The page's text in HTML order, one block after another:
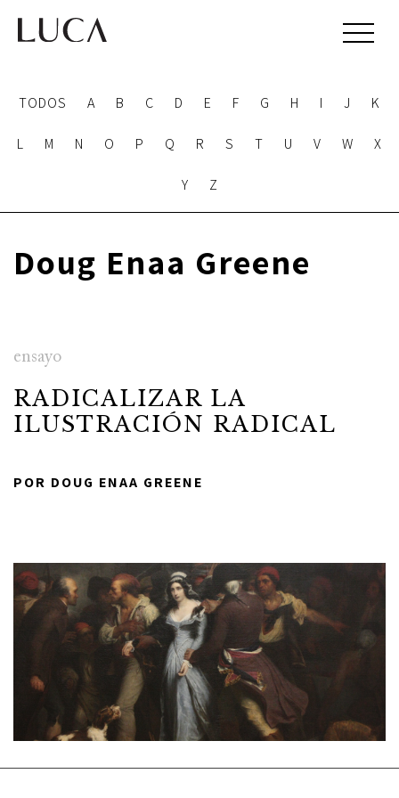
TODAS LAS COSAS
COMUNIDAD
COLABORADORES
TODOS A B C D E F G H I J K
L M N O P Q R S T U V W X
Y Z
Doug Enaa Greene
ensayo
RADICALIZAR LA
ILUSTRACIÓN RADICAL
POR DOUG ENAA GREENE